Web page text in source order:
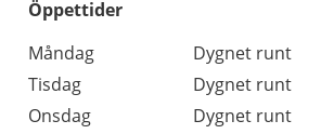
Öppettider
Dag
Öppettider
Kommentarer
Måndag
Dygnet runt
Tisdag
Dygnet runt
Onsdag
Dygnet runt